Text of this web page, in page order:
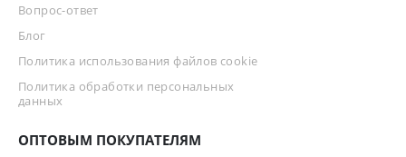
Вопрос-ответ
Блог
Политика использования файлов cookie
Политика обработки персональных
данных
ОПТОВЫМ ПОКУПАТЕЛЯМ